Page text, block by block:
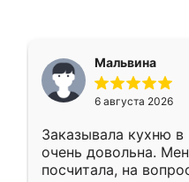
Мальвина
6 августа 2026
Заказывала кухню в
очень довольна.
посчитала, на